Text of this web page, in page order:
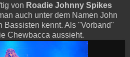
von Roadie Johnny Spikes
auch unter dem Namen John
Bassisten kennt. Als "Vorband"
Chewbacca aussieht.